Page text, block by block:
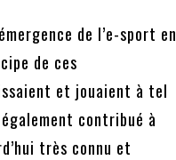
de l’e-sport en
de ces
et jouaient à tel
contribué à
très connu et